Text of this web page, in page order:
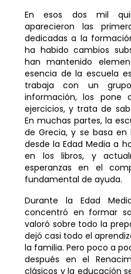
En esos dos mil
aparecieron las
dedicadas a la
ha habido cambios
han mantenido
esencia de la escuela
trabaja con un
información, los pone
ejercicios, y trata de
En muchas partes, la
de Grecia, y se basa
desde la Edad Media a
en los libros, y
esperanzas en el
fundamental de ayuda.
Durante la Edad
concentró en formar
valoró sobre todo la
dejó casi todo el
la familia. Pero poco a
después en el
clásicos y la educación